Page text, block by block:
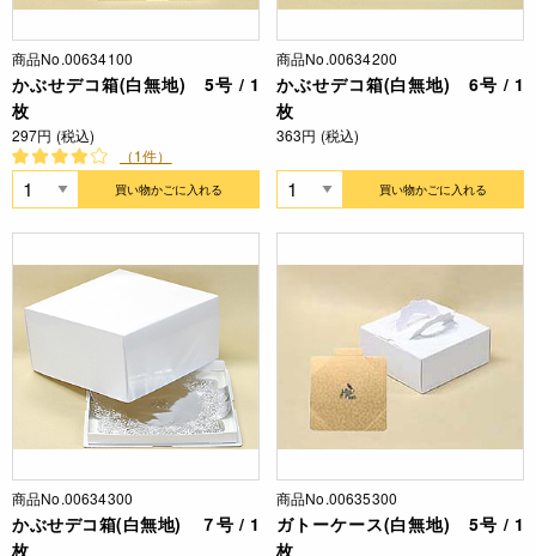
商品No.00634100
かぶせデコ箱(白無地) 5号 / 1
枚
297円 (税込)
（1件）
買い物かごに入れる
商品No.00634200
かぶせデコ箱(白無地) 6号 / 1
枚
363円 (税込)
買い物かごに入れる
商品No.00634300
かぶせデコ箱(白無地) ７号 / 1
枚
商品No.00635300
ガトーケース(白無地) 5号 / 1
枚